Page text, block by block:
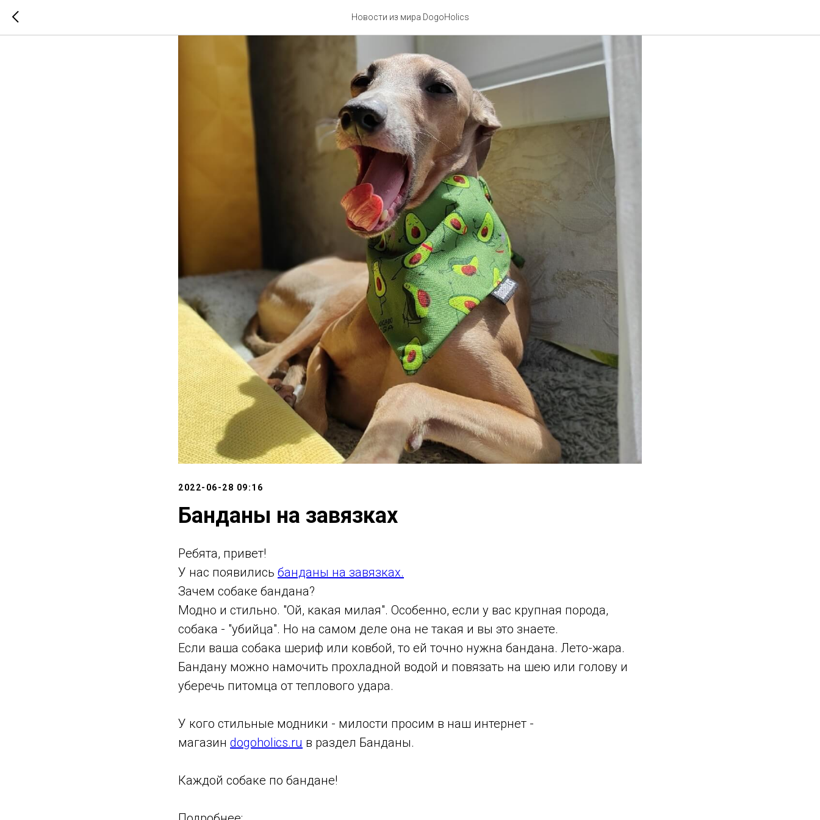
Новости из мира DogoHolics
2022-06-28 09:16
Банданы на завязках
Ребята, привет!
У нас появились банданы на завязках.
Зачем собаке бандана?
Модно и стильно. "Ой, какая милая". Особенно, если у вас крупная порода,
собака - "убийца". Но на самом деле она не такая и вы это знаете.
Если ваша собака шериф или ковбой, то ей точно нужна бандана. Лето-жара.
Бандану можно намочить прохладной водой и повязать на шею или голову и
уберечь питомца от теплового удара.
У кого стильные модники - милости просим в наш интернет -
магазин dogoholics.ru в раздел Банданы.
Каждой собаке по бандане!